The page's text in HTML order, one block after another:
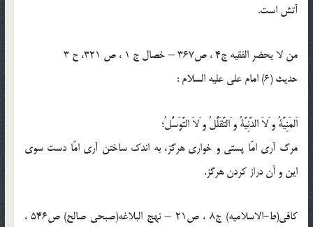
آتش است.
من لا یحضر الفقیه ج4 ، ص367 – خصال ج 1 ، ص 321، ح 3
حدیث (6) امام على عليه السلام :
اَلمَنِيَّةُ و َلاَ الدَّنِيَّةُ و َالتَّقَلُّلُ و َلاَ التَّوَسُّلُ؛
مرگ آرى امّا پستى و خوارى هرگز، به اندك ساختن آرى امّا دست سوى
اين و آن دراز كردن هرگز.
کافی(ط-الاسلامیه) ج8 ، ص21 – نهج البلاغه(صبحی صالح) ص546 ،